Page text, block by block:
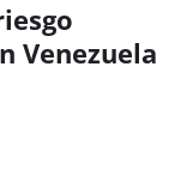
Venezuela